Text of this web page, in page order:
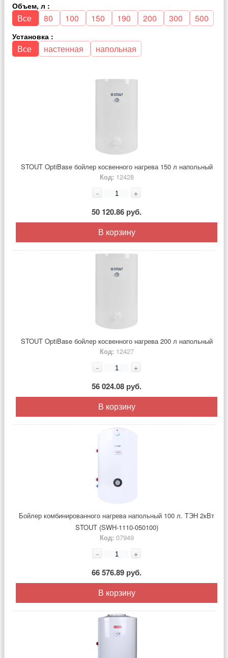
Объем, л :
Все 80 100 150 190 200 300 500
Установка :
Все настенная напольная
STOUT OptiBase бойлер косвенного нагрева 150 л напольный
Код: 12428
- +
50 120.86 руб.
В корзину
STOUT OptiBase бойлер косвенного нагрева 200 л напольный
Код: 12427
- +
56 024.08 руб.
В корзину
Бойлер комбинированного нагрева напольный 100 л. ТЭН 2кВт
STOUT (SWH-1110-050100)
Код: 07949
- +
66 576.89 руб.
В корзину